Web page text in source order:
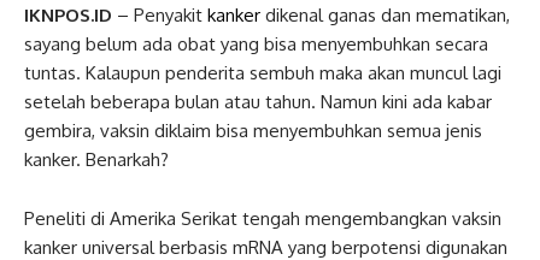
IKNPOS.ID – Penyakit kanker dikenal ganas dan mematikan,
sayang belum ada obat yang bisa menyembuhkan secara
tuntas. Kalaupun penderita sembuh maka akan muncul lagi
setelah beberapa bulan atau tahun. Namun kini ada kabar
gembira, vaksin diklaim bisa menyembuhkan semua jenis
kanker. Benarkah?
Peneliti di Amerika Serikat tengah mengembangkan vaksin
kanker universal berbasis mRNA yang berpotensi digunakan